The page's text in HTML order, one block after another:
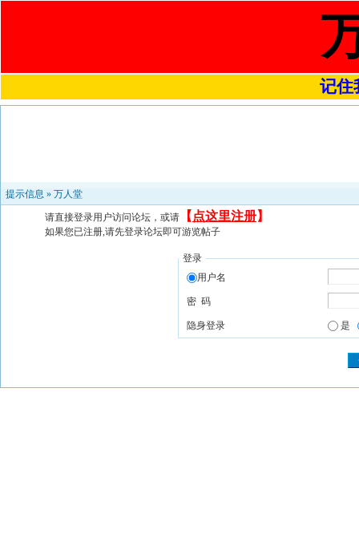
记住
提示信息 » 万人堂
请直接登录用户访问论坛，或请 【 点这里注册】
如果您已注册,请先登录论坛即可游览帖子
登录
用户名
密 码
隐身登录 是